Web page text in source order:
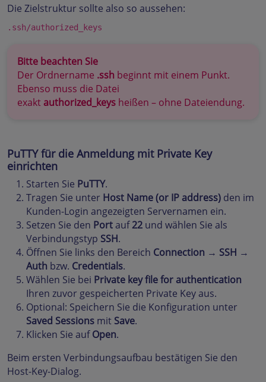
Die Zielstruktur sollte also so aussehen:
.ssh/authorized_keys
Bitte beachten Sie
Der Ordnername .ssh beginnt mit einem Punkt.
Ebenso muss die Datei
exaktauthorized_keys heißen – ohne Dateiendung.
PuTTY für die Anmeldung mit Private Key
einrichten
Starten Sie PuTTY.
Tragen Sie unter Host Name (or IP address) den im
Kunden-Login angezeigten Servernamen ein.
Setzen Sie den Port auf22 und wählen Sie als
Verbindungstyp SSH.
Öffnen Sie links den Bereich Connection → SSH →
Auth bzw. Credentials.
Wählen Sie bei Private key file for authentication
Ihren zuvor gespeicherten Private Key aus.
Optional: Speichern Sie die Konfiguration unter
Saved Sessions mit Save.
Klicken Sie aufOpen.
Beim ersten Verbindungsaufbau bestätigen Sie den
Host-Key-Dialog.